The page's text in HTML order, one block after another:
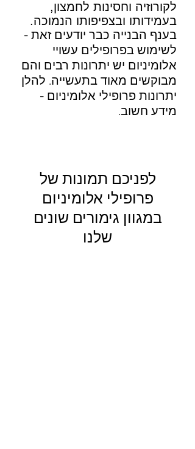
לקורוזיה וחסינות לחמצון,
בעמידותו ובצפיפותו הנמוכה.
בענף הבנייה כבר יודעים זאת -
לשימוש בפרופילים עשויי
אלומיניום יש יתרונות רבים והם
מבוקשים מאוד בתעשייה. להלן
יתרונות פרופילי אלומיניום -
מידע חשוב.
לפניכם תמונות של
פרופילי אלומיניום
במגוון גימורים שונים
שלנו